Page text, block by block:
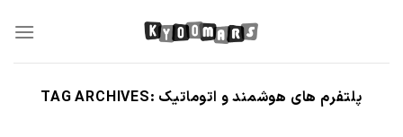
TAG ARCHIVES: پلتفرم‌ های هوشمند و اتوماتیک